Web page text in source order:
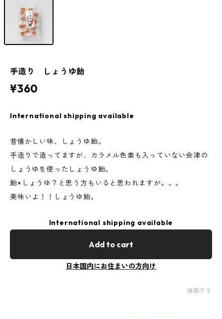
手造り しょうゆ飴
¥360
International shipping available
昔懐かしい味、しょうゆ飴。
手造りで造ってますが、カラメル色素も入っていない会津の
しょうゆを使ったしょうゆ飴。
飴×しょうゆ？と思う方もいると思われますが。。。
美味いよ！！しょうゆ飴。
International shipping available
Add to cart
日本国内にお住まいの方向け
通報する